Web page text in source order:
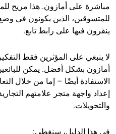
مباشرة على أمازون. هذا مريح
للمتسوقين، الذين يكونون في
ينقرون فيها على رابط تابع.
لا ينبغي على المؤثرين فقط
أمازون بشكل أفضل. يمكن
الاستفادة أيضًا – إما من خلال
إعداد واجهة متجر علامتهم
والتحويلات.
في هذا الدليل، سنغطي: